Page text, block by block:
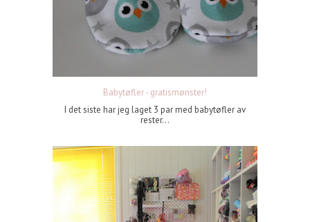
Babytøfler - gratismønster!
I det siste har jeg laget 3 par med babytøfler av
rester...